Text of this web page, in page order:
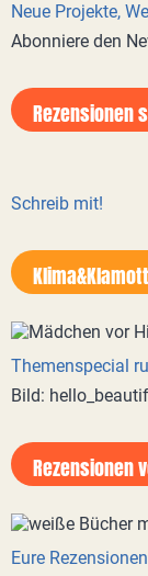
Neue Projekte,
Abonniere den
Rezensionen
Schreib mit!
Themenspecial
Bild:
Rezensionen
Eure Rezensionen